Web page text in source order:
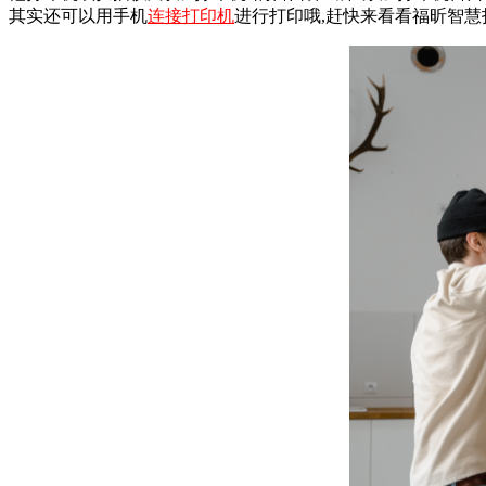
其实还可以用手机连接打印机进行打印哦,赶快来看看福昕智慧